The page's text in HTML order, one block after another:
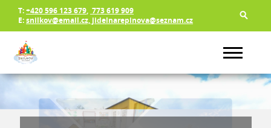
T:+420 596 123 679, 773 619 909
E:snilkov@email.cz, jidelnarepinova@seznam.cz